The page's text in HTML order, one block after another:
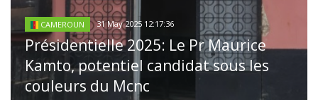
CAMEROUN 31 May 2025 12:17:36
Présidentielle 2025: Le Pr Maurice
Kamto, potentiel candidat sous les
couleurs du Mcnc